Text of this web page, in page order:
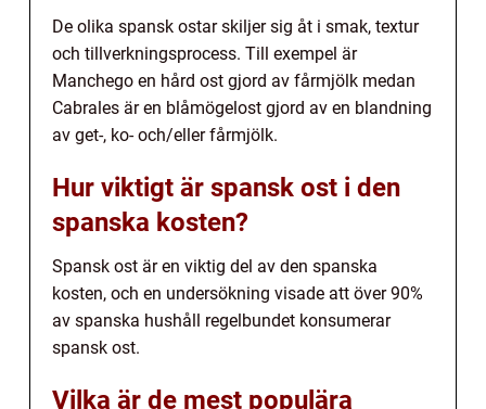
De olika spansk ostar skiljer sig åt i smak, textur
och tillverkningsprocess. Till exempel är
Manchego en hård ost gjord av fårmjölk medan
Cabrales är en blåmögelost gjord av en blandning
av get-, ko- och/eller fårmjölk.
Hur viktigt är spansk ost i den
spanska kosten?
Spansk ost är en viktig del av den spanska
kosten, och en undersökning visade att över 90%
av spanska hushåll regelbundet konsumerar
spansk ost.
Vilka är de mest populära